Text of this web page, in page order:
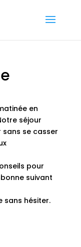
en
séjour
se casser
pour
suivant
sans hésiter.